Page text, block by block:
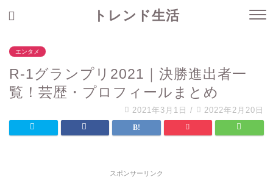
トレンド生活
エンタメ
R-1グランプリ2021｜決勝進出者一
覧！芸歴・プロフィールまとめ
2021年3月1日 / 2022年2月20日
スポンサーリンク